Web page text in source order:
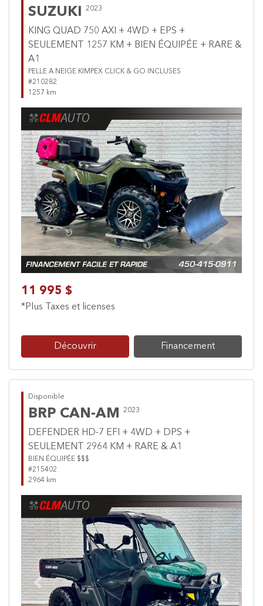
SUZUKI 2023
KING QUAD 750 AXI + 4WD + EPS +
SEULEMENT 1257 KM + BIEN ÉQUIPÉE + RARE &
A1
PELLE A NEIGE KIMPEX CLICK & GO INCLUSES
#210282
1257 km
Previous Next
11 995 $
*Plus Taxes et licenses
Découvrir Financement
Disponible
BRP CAN-AM 2023
DEFENDER HD-7 EFI + 4WD + DPS +
SEULEMENT 2964 KM + RARE & A1
BIEN ÉQUIPÉE $$$
#215402
2964 km
Previous Next